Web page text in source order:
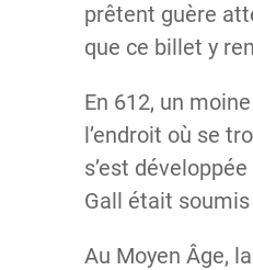
prêtent guère
que ce billet y
En 612, un
l’endroit où se
s’est
Gall était
Au Moyen Âge,